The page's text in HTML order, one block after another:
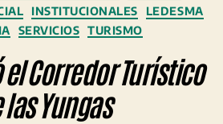
INSTITUCIONALES
LEDESMA
SERVICIOS TURISMO
Corredor Turístico
Yungas